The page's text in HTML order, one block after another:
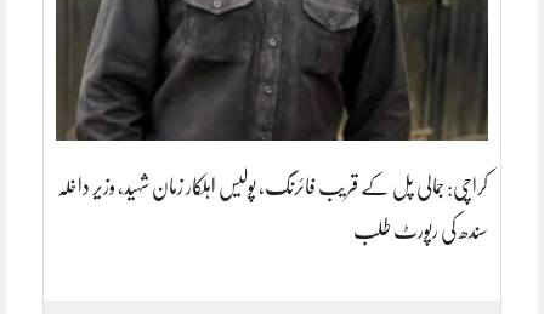
کراچی: جمالی پل کے قریب فائرنگ، پولیس اہلکار زمان شہید، وزیر داخلہ
سندھ کی رپورٹ طلب